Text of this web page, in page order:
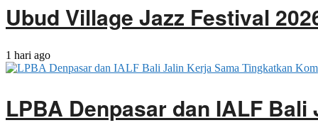
Ubud Village Jazz Festival
1 hari ago
LPBA Denpasar dan IALF